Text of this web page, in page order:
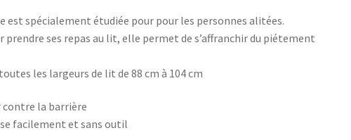
spécialement étudiée pour pour les personnes alitées.
ses repas au lit, elle permet de s’affranchir du piétement
les largeurs de lit de 88 cm à 104 cm
contre la barrière
facilement et sans outil